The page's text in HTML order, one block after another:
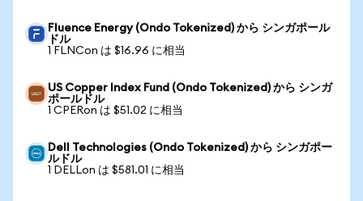
Fluence Energy (Ondo Tokenized) から シンガポール
ドル
1 FLNCon は $16.96 に相当
US Copper Index Fund (Ondo Tokenized) から シンガ
ポールドル
1 CPERon は $51.02 に相当
Dell Technologies (Ondo Tokenized) から シンガポー
ルドル
1 DELLon は $581.01 に相当